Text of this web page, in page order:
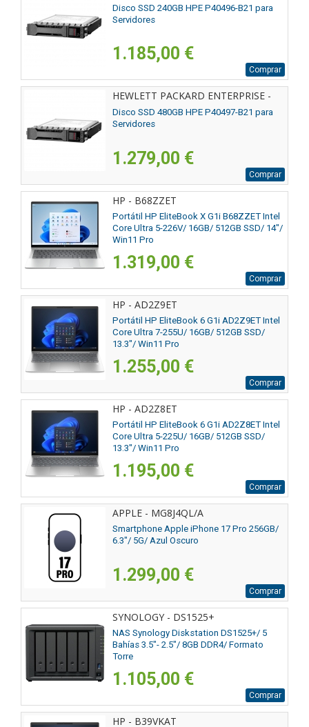
P40496-B21
Disco SSD 240GB HPE P40496-B21 para
Servidores
1.185,00 €
Comprar
HEWLETT PACKARD ENTERPRISE -
P40497-B21
Disco SSD 480GB HPE P40497-B21 para
Servidores
1.279,00 €
Comprar
HP - B68ZZET
Portátil HP EliteBook X G1i B68ZZET Intel
Core Ultra 5-226V/ 16GB/ 512GB SSD/ 14"/
Win11 Pro
1.319,00 €
Comprar
HP - AD2Z9ET
Portátil HP EliteBook 6 G1i AD2Z9ET Intel
Core Ultra 7-255U/ 16GB/ 512GB SSD/
13.3"/ Win11 Pro
1.255,00 €
Comprar
HP - AD2Z8ET
Portátil HP EliteBook 6 G1i AD2Z8ET Intel
Core Ultra 5-225U/ 16GB/ 512GB SSD/
13.3"/ Win11 Pro
1.195,00 €
Comprar
APPLE - MG8J4QL/A
Smartphone Apple iPhone 17 Pro 256GB/
6.3"/ 5G/ Azul Oscuro
1.299,00 €
Comprar
SYNOLOGY - DS1525+
NAS Synology Diskstation DS1525+/ 5
Bahías 3.5"- 2.5"/ 8GB DDR4/ Formato
Torre
1.105,00 €
Comprar
HP - B39VKAT